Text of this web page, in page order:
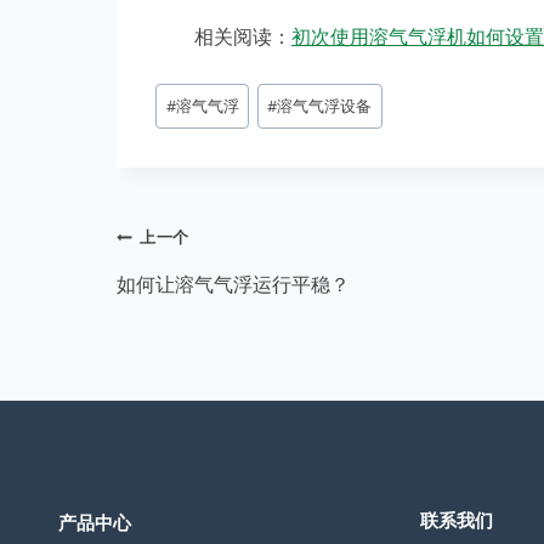
相关阅读： 初次使用溶气气浮机如何设
文
章
#溶气气浮 #溶气气浮设备
文
章
上一个
如何让溶气气浮运行平稳？
产品中心 联系我们